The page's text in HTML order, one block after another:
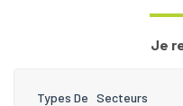
Je
Types De Secteurs